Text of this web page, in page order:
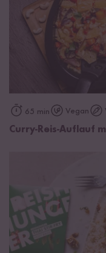
65 min Vegan
Curry-Reis-Auflauf